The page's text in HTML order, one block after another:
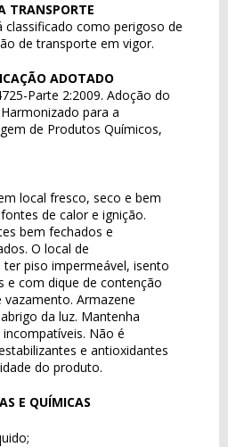
TRANSPORTE
classificado como perigoso de
de transporte em vigor.
ADOTADO
Parte 2:2009. Adoção do
para a
de Produtos Químicos,
local fresco, seco e bem
de calor e ignição.
bem fechados e
O local de
piso impermeável, isento
e com dique de contenção
Armazene
da luz. Mantenha
Não é
e antioxidantes
do produto.
E QUÍMICAS